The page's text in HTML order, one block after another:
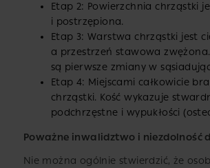
Etap 2: Powierzchnia chrząstki
i postrzępiona.
Etap 3: Warstwa chrząstki jest
a przestrzeń stawowa
są pierwsze zmiany w
Etap 4: Miejscami całkowicie
chrząstki. Kość wykazuje
podchrzęstne i wypukłości
Poważne inwalidztwo i niezdolność
Nie można ogólnie stwierdzić, że